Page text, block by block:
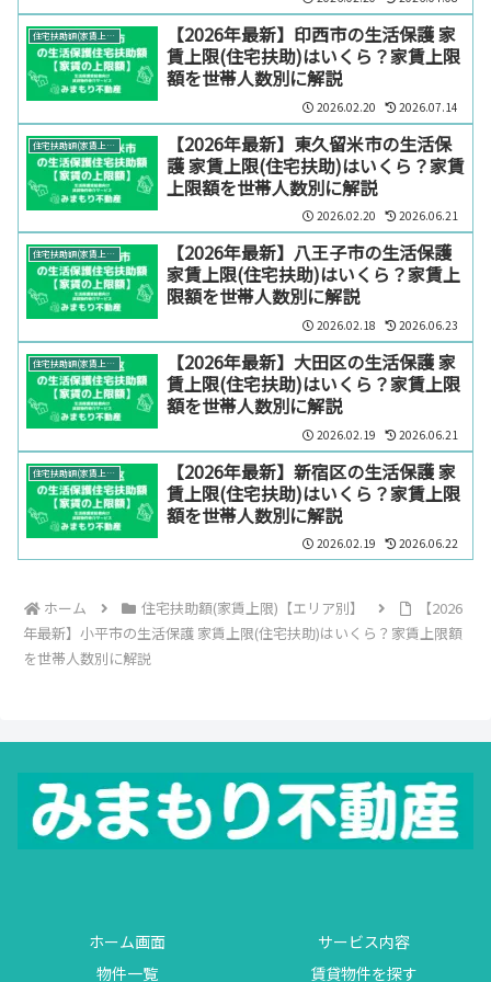
住宅扶助額(家賃上限)【エリア別】
【2026年最新】印西市の生活保護 家
賃上限(住宅扶助)はいくら？家賃上限
額を世帯人数別に解説
2026.02.20 2026.07.14
住宅扶助額(家賃上限)【エリア別】
【2026年最新】東久留米市の生活保
護 家賃上限(住宅扶助)はいくら？家賃
上限額を世帯人数別に解説
2026.02.20 2026.06.21
住宅扶助額(家賃上限)【エリア別】
【2026年最新】八王子市の生活保護
家賃上限(住宅扶助)はいくら？家賃上
限額を世帯人数別に解説
2026.02.18 2026.06.23
住宅扶助額(家賃上限)【エリア別】
【2026年最新】大田区の生活保護 家
賃上限(住宅扶助)はいくら？家賃上限
額を世帯人数別に解説
2026.02.19 2026.06.21
住宅扶助額(家賃上限)【エリア別】
【2026年最新】新宿区の生活保護 家
賃上限(住宅扶助)はいくら？家賃上限
額を世帯人数別に解説
2026.02.19 2026.06.22
ホーム 住宅扶助額(家賃上限)【エリア別】
【2026
年最新】小平市の生活保護 家賃上限(住宅扶助)はいくら？家賃上限額
を世帯人数別に解説
ホーム画面
サービス内容
物件一覧
賃貸物件を探す